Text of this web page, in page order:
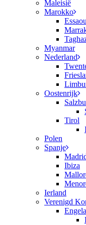
Maleisië
Marokko
Myanmar
Nederland
Oostenrijk
Tirol
Polen
Spanje
Ibiza
Ierland
Verenigd